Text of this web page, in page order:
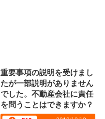
重要事項の説明を受けまし
たが一部説明がありません
でした。不動産会社に責任
を問うことはできますか？